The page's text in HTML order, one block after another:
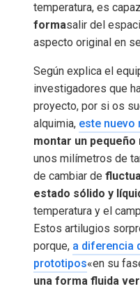
temperatura, es
formasalir del
aspecto original en
Según explica el
investigadores que
proyecto, por si os
alquimia, este nuevo
montar un
unos milímetros de
de cambiar de
estado sólido y
temperatura y el
Estos artilugios
porque, a diferencia
prototipos«en su
una forma fluida